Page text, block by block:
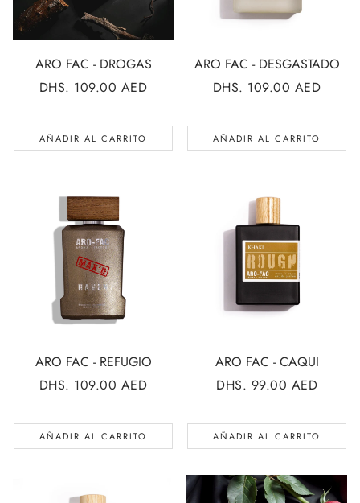
ARO FAC - DROGAS
PRECIO
DHS. 109.00 AED
AÑADIR AL CARRITO
ARO FAC - DESGASTADO
PRECIO
DHS. 109.00 AED
AÑADIR AL CARRITO
ARO FAC - REFUGIO
PRECIO
DHS. 109.00 AED
AÑADIR AL CARRITO
ARO FAC - CAQUI
PRECIO
DHS. 99.00 AED
AÑADIR AL CARRITO